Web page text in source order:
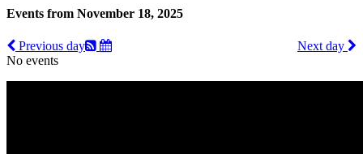
Events from November 18, 2025
Previous day
Next day
No events